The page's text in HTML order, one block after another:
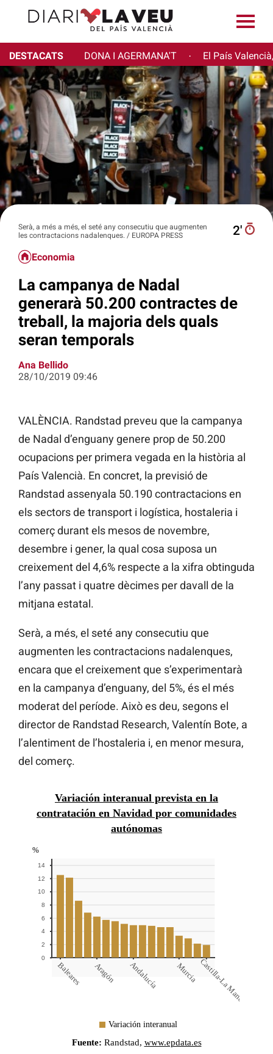
DESTACATS DONA I AGERMANA'T · El País
Serà, a més a més, el seté any consecutiu que augmenten
les contractacions nadalenques. / EUROPA PRESS
2′
Economia
La campanya de Nadal
generarà 50.200 contractes de
treball, la majoria dels quals
seran temporals
Ana Bellido
28/10/2019 09:46
VALÈNCIA. Randstad preveu que la campanya
de Nadal d’enguany genere prop de 50.200
ocupacions per primera vegada en la història al
País Valencià. En concret, la previsió de
Randstad assenyala 50.190 contractacions en
els sectors de transport i logística, hostaleria i
comerç durant els mesos de novembre,
desembre i gener, la qual cosa suposa un
creixement del 4,6% respecte a la xifra obtinguda
l’any passat i quatre dècimes per davall de la
mitjana estatal.
Serà, a més, el seté any consecutiu que
augmenten les contractacions nadalenques,
encara que el creixement que s’experimentarà
en la campanya d’enguany, del 5%, és el més
moderat del període. Això es deu, segons el
director de Randstad Research, Valentín Bote, a
l’alentiment de l’hostaleria i, en menor mesura,
del comerç.